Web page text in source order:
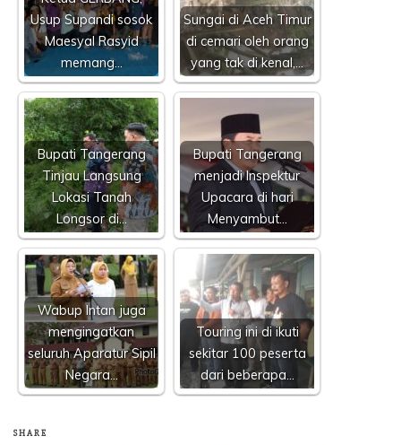
Usup Supandi sosok
Maesyal Rasyid
memang…
Sungai di Aceh Timur
di cemari oleh orang
yang tak di kenal,…
Bupati Tangerang
Tinjau Langsung
Lokasi Tanah
Longsor di…
Bupati Tangerang
menjadi Inspektur
Upacara di hari
Menyambut…
Wabup Intan juga
mengingatkan
seluruh Aparatur Sipil
Negara…
Touring ini di ikuti
sekitar 100 peserta
dari beberapa…
SHARE